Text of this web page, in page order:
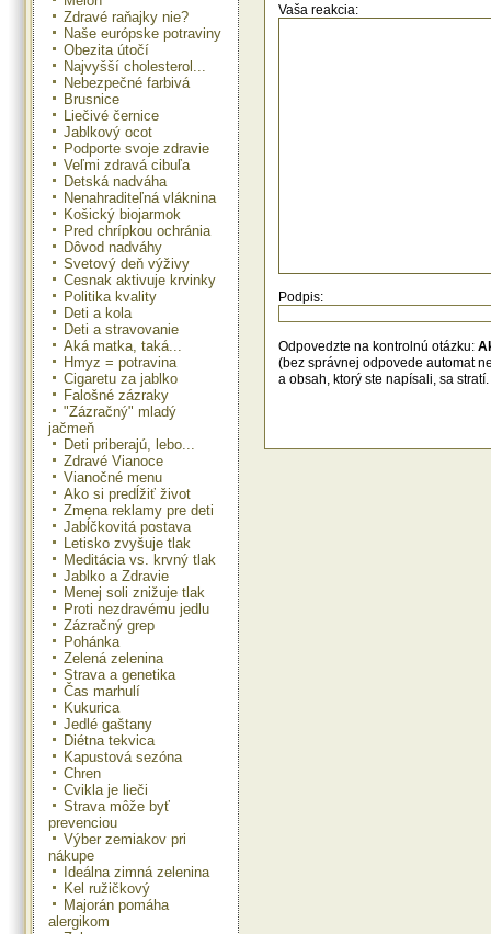
Zdravé raňajky nie?
Naše európske potraviny
Obezita útočí
Najvyšší cholesterol...
Nebezpečné farbivá
Brusnice
Liečivé černice
Jablkový ocot
Podporte svoje zdravie
Veľmi zdravá cibuľa
Detská nadváha
Nenahraditeľná vláknina
Košický biojarmok
Pred chrípkou ochránia
Dôvod nadváhy
Svetový deň výživy
Cesnak aktivuje krvinky
Politika kvality
Deti a kola
Deti a stravovanie
Aká matka, taká...
Hmyz = potravina
Cigaretu za jablko
Falošné zázraky
"Zázračný" mladý
jačmeň
Deti priberajú, lebo...
Zdravé Vianoce
Vianočné menu
Ako si predĺžiť život
Zmena reklamy pre deti
Jabĺčkovitá postava
Letisko zvyšuje tlak
Meditácia vs. krvný tlak
Jablko a Zdravie
Menej soli znižuje tlak
Proti nezdravému jedlu
Zázračný grep
Pohánka
Zelená zelenina
Strava a genetika
Čas marhulí
Kukurica
Jedlé gaštany
Diétna tekvica
Kapustová sezóna
Chren
Cvikla je lieči
Strava môže byť
prevenciou
Výber zemiakov pri
nákupe
Ideálna zimná zelenina
Kel ružičkový
Majorán pomáha
alergikom
len vy viete, koľko úsilia vás jej
9. Už žiadnu kolu, prosím!
Nemyslite si, že toto pravidlo
rovnako nemilosrdná ako klasický
s cukrom. Odložte sladké nápoje
sa z jednoduchého potešenia,
Vaša reakcia:
Podpis:
Odpovedzte na kontrolnú otázku:
(bez správnej odpovede automat
a obsah, ktorý ste napísali, sa